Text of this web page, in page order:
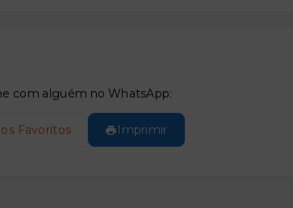
com alguém no WhatsApp:
Favoritos Imprimir